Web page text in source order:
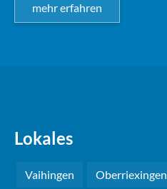
mehr erfahren
Lokales
Vaihingen Oberriexingen